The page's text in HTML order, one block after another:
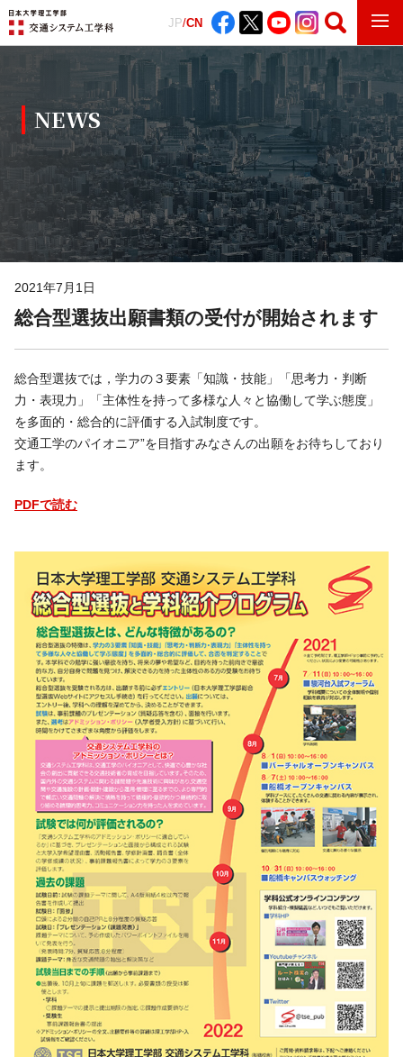
JP/CN
NEWS
2021年7月1日
総合型選抜出願書類の受付が開始されます
総合型選抜では，学力の３要素「知識・技能」「思考力・判断
力・表現力」「主体性を持って多様な人々と協働して学ぶ態度」
を多面的・総合的に評価する入試制度です。
交通工学のパイオニア”を目指すみなさんの出願をお待ちしており
ます。
PDFで読む